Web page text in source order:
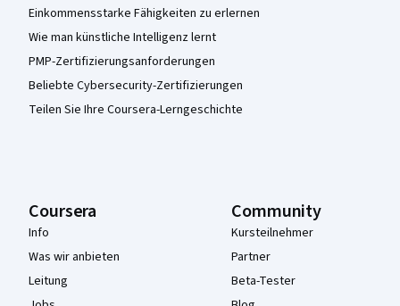
Einkommensstarke Fähigkeiten zu erlernen
Wie man künstliche Intelligenz lernt
PMP-Zertifizierungsanforderungen
Beliebte Cybersecurity-Zertifizierungen
Teilen Sie Ihre Coursera-Lerngeschichte
Coursera
Info
Was wir anbieten
Leitung
Community
Kursteilnehmer
Partner
Beta-Tester